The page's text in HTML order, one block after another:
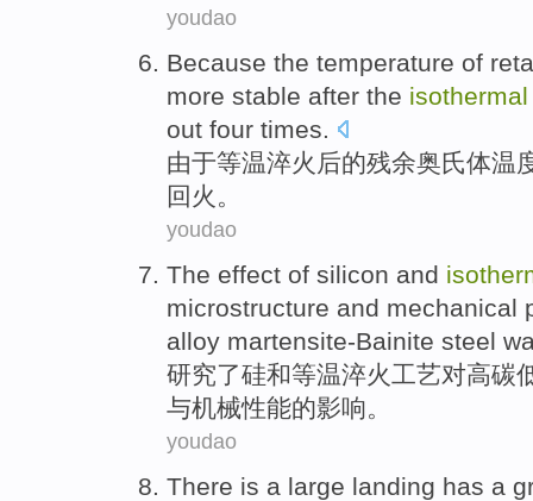
youdao
Because the temperature of
more stable after the isothermal
out four times.
由于等温淬火 后的残余奥氏体温
回火。
youdao
The effect of silicon and
microstructure and mechanical
alloy martensite-Bainite steel
研究了硅和等温淬火工艺对高碳
与机械性能的影响。
youdao
There is a large landing has a